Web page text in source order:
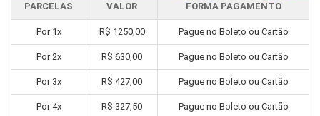
PARCELAS VALOR FORMA PAGAMENTO
Por 1x R$ 1250,00 Pague no Boleto ou Cartão
Por2x R$ 630,00 Pague no Boleto ou Cartão
Por 3x R$ 427,00 Pague no Boleto ou Cartão
Por4x R$ 327,50 Pague no Boleto ou Cartão